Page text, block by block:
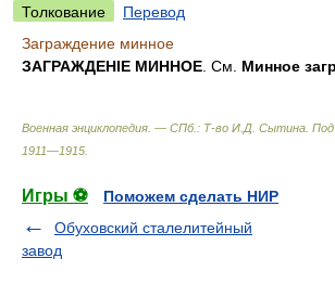
Толкование
Перевод
Заграждение минное
ЗАГРАЖДЕНІЕ МИННОЕ . См. Минное
Военная энциклопедия. — СПб.: Т-во И.Д. Сытина Под
1911—1915
Игры ⚽
Поможем сделать НИР
Обуховский сталелитейный
завод